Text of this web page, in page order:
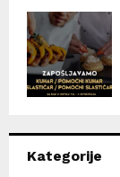
Kategorije